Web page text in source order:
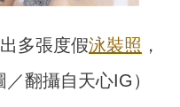
多張度假泳裝照 ，
／翻攝自天心IG）